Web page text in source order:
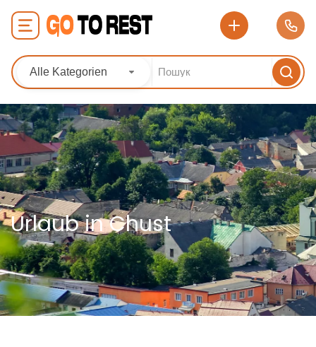
Alle Kategorien
Urlaub in Chust